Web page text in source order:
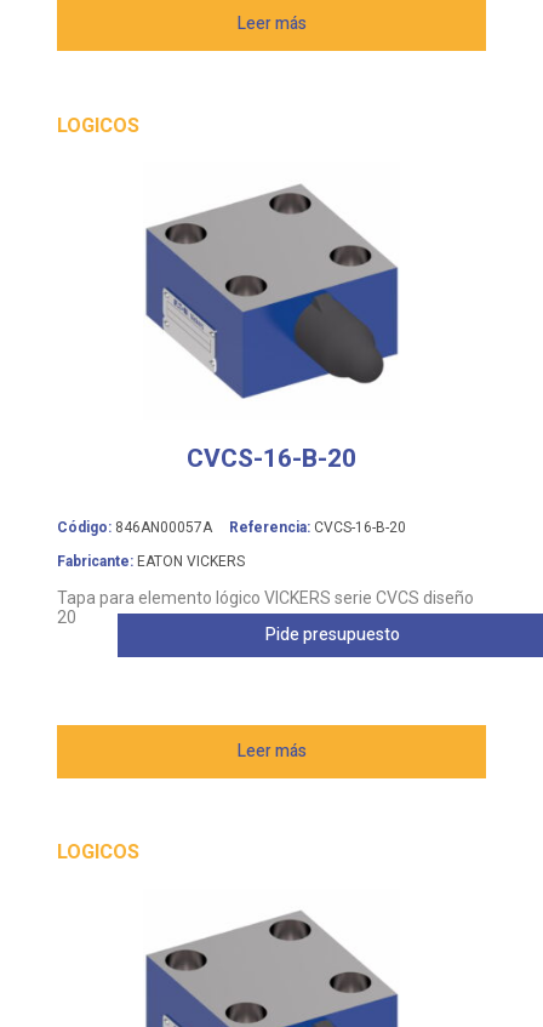
Leer más
LOGICOS
CVCS-16-B-20
Código: 846AN00057A Referencia: CVCS-16-B-20
Fabricante: EATON VICKERS
Tapa para elemento lógico VICKERS serie CVCS diseño
20
Leer más
Pide presupuesto
LOGICOS